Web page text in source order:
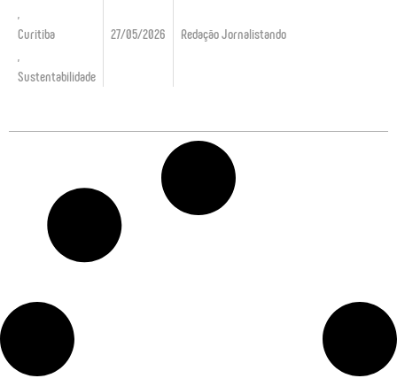
Curitiba
Sustentabilidade
27/05/2026 Redação Jornalistando